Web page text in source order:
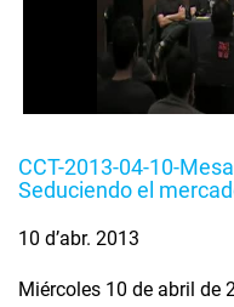
CCT-2013-04-10-
Seduciendo el
10 d’abr. 2013
Miércoles 10 de abril de